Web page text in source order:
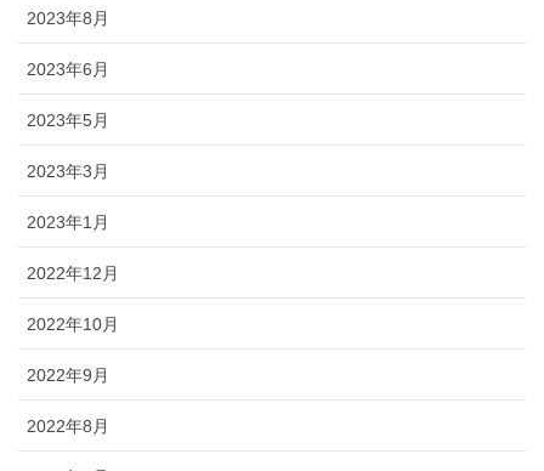
2023年8月
2023年6月
2023年5月
2023年3月
2023年1月
2022年12月
2022年10月
2022年9月
2022年8月